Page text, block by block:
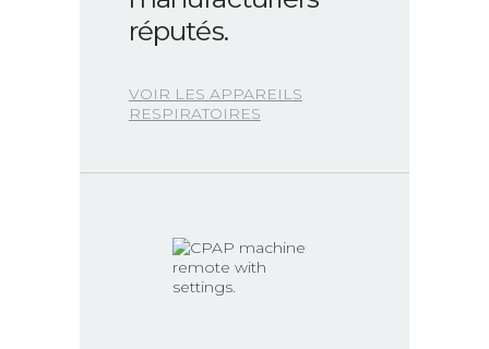
réputés.
VOIR LES APPAREILS
RESPIRATOIRES